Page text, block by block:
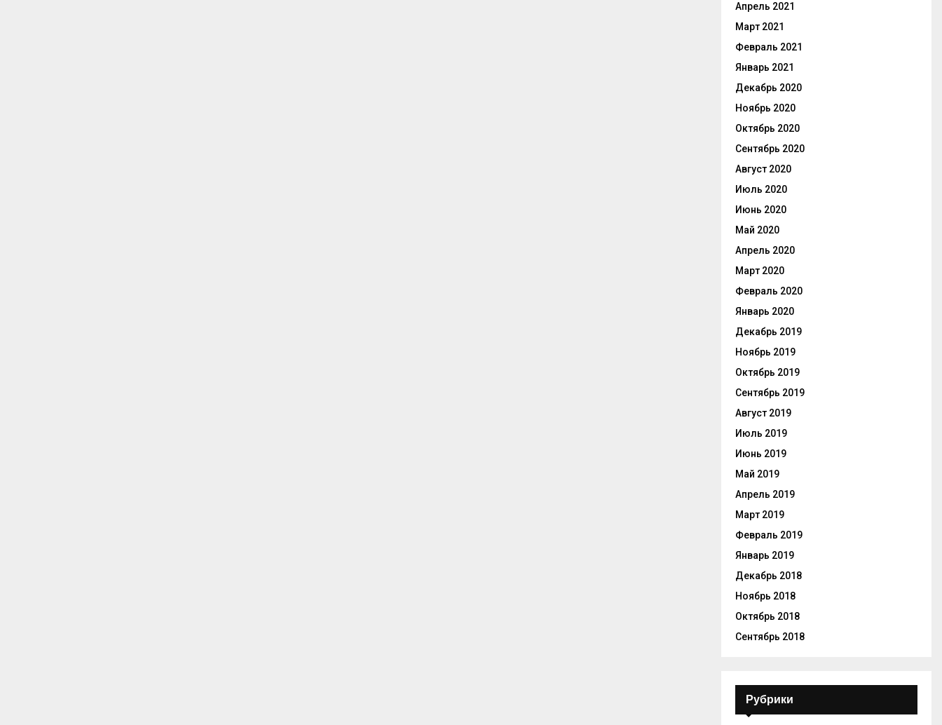
Апрель 2021
Март 2021
Февраль 2021
Январь 2021
Декабрь 2020
Ноябрь 2020
Октябрь 2020
Сентябрь 2020
Август 2020
Июль 2020
Июнь 2020
Май 2020
Апрель 2020
Март 2020
Февраль 2020
Январь 2020
Декабрь 2019
Ноябрь 2019
Октябрь 2019
Сентябрь 2019
Август 2019
Июль 2019
Июнь 2019
Май 2019
Апрель 2019
Март 2019
Февраль 2019
Январь 2019
Декабрь 2018
Ноябрь 2018
Октябрь 2018
Сентябрь 2018
Рубрики